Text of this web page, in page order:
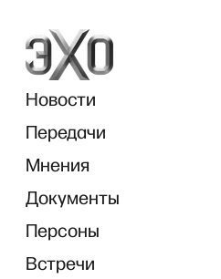
Новости
Передачи
Мнения
Документы
Персоны
Встречи